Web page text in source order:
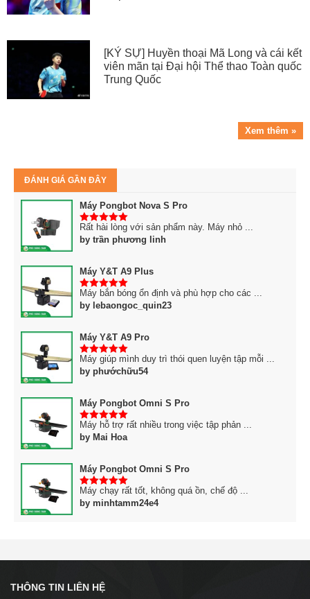
[KÝ SỰ] Huyền thoại Mã Long và cái kết
viên mãn tại Đại hội Thể thao Toàn quốc
Trung Quốc
Xem thêm »
ĐÁNH GIÁ GẦN ĐÂY
Máy Pongbot Nova S Pro
5trên 5
Rất hài lòng với sản phẩm này. Máy nhỏ ...
by trần phương linh
Máy Y&T A9 Plus
5trên 5
Máy bắn bóng ổn định và phù hợp cho các ...
by lebaongoc_quin23
Máy Y&T A9 Pro
5trên 5
Máy giúp mình duy trì thói quen luyện tập mỗi ...
by phướchữu54
Máy Pongbot Omni S Pro
5trên 5
Máy hỗ trợ rất nhiều trong việc tập phản ...
by Mai Hoa
Máy Pongbot Omni S Pro
5trên 5
Máy chạy rất tốt, không quá ồn, chế độ ...
by minhtamm24e4
THÔNG TIN LIÊN HỆ